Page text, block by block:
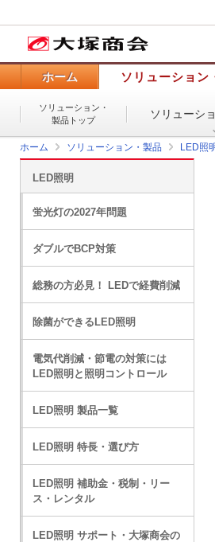
ホーム ソリューション
ソリューション・
製品トップ
ソリューシ
ホーム ソリューション・製品 LED照
LED照明
蛍光灯の2027年問題
ダブルでBCP対策
総務の方必見！ LEDで経費削減
除菌ができるLED照明
電気代削減・節電の対策には
LED照明と照明コントロール
LED照明 製品一覧
LED照明 特長・選び方
LED照明 補助金・税制・リー
ス・レンタル
LED照明 サポート・大塚商会の